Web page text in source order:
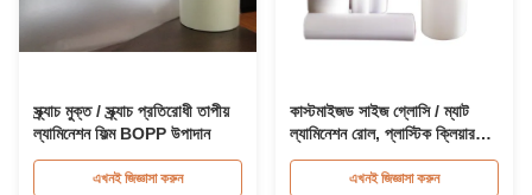
স্ক্র্যাচ মুক্ত / স্ক্র্যাচ প্রতিরোধী তাপীয়
ল্যামিনেশন ফিল্ম BOPP উপাদান
এখনই জিজ্ঞাসা করুন
কাস্টমাইজড সাইজ গ্লোসি / ম্যাট
ল্যামিনেশন রোল, প্লাস্টিক ক্লিয়ার
ল্যামিনেট রোল
এখনই জিজ্ঞাসা করুন